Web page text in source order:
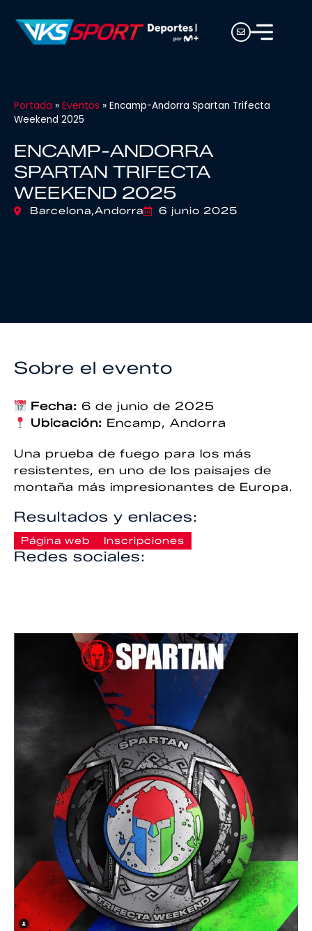
Portada » Eventos » Encamp-Andorra Spartan Trifecta
Weekend 2025
ENCAMP-ANDORRA
SPARTAN TRIFECTA
WEEKEND 2025
Barcelona,Andorra 6 junio 2025
Sobre el evento
Fecha: 6 de junio de 2025
Ubicación: Encamp, Andorra
Una prueba de fuego para los más
resistentes, en uno de los paisajes de
montaña más impresionantes de Europa.
Resultados y enlaces:
Página web Inscripciones
Redes sociales: